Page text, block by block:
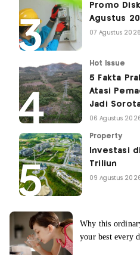
Promo
Agustus
07 Agustus 2026
Hot Issue
5 Fakta
Atasi
Jadi
06 Agustus
Property
Investasi
Triliun
09 Agustus